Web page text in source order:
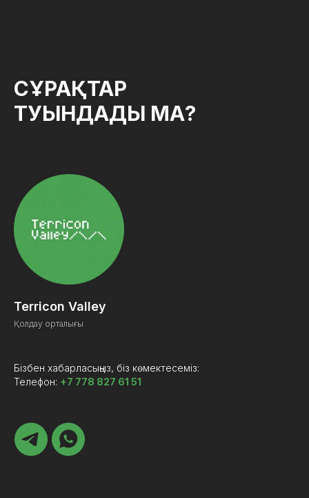
СҰРАҚТАР
ТУЫНДАДЫ МА?
Terricon Valley
Қолдау орталығы
Бізбен хабарласыңыз, біз көмектесеміз:
Телефон: +7 778 827 61 51